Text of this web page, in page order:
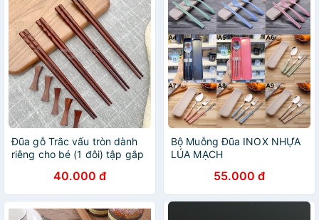
Đũa gỗ Trắc vấu tròn dành
riêng cho bé (1 đôi) tập gắp
40.000 đ
Bộ Muỗng Đũa INOX NHỰA
LÚA MẠCH
55.000 đ